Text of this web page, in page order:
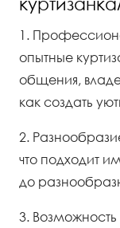
1.
опытные
общения,
как создать
2.
что подходит
до
3.